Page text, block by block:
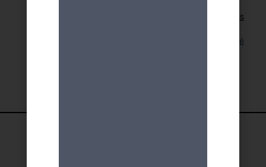
Retour aux activités
Lien pour cette activité